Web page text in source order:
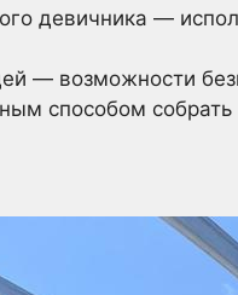
девичника —
— возможности
способом